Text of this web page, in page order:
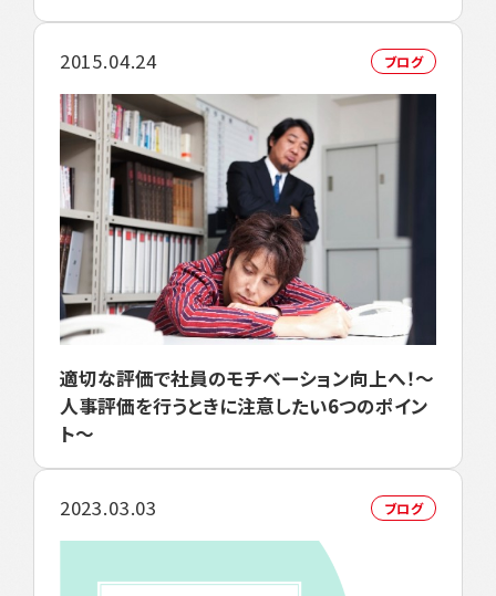
2015.04.24 ブログ
適切な評価で社員のモチベーション向上へ！～
人事評価を行うときに注意したい6つのポイン
ト～
2023.03.03 ブログ